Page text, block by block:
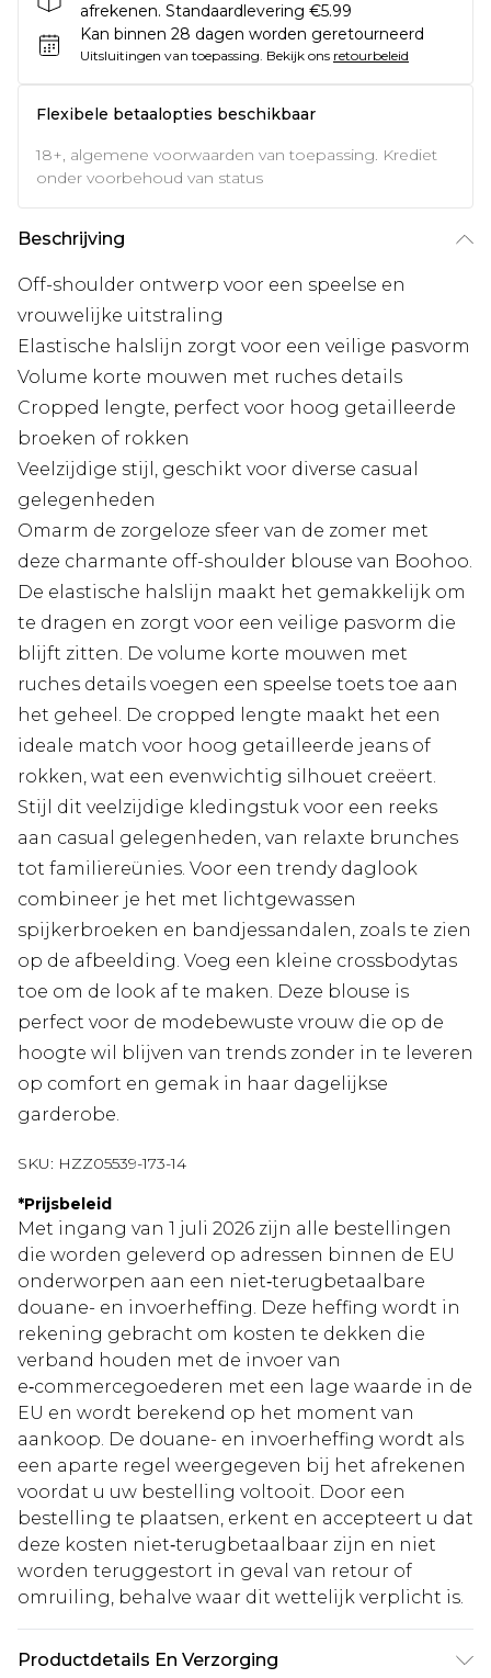
afrekenen. Standaardlevering €5.99
Kan binnen 28 dagen worden geretourneerd
Uitsluitingen van toepassing. Bekijk ons retourbeleid
Flexibele betaalopties beschikbaar
18+, algemene voorwaarden van toepassing. Krediet
onder voorbehoud van status
Beschrijving
Off-shoulder ontwerp voor een speelse en
vrouwelijke uitstraling
Elastische halslijn zorgt voor een veilige pasvorm
Volume korte mouwen met ruches details
Cropped lengte, perfect voor hoog getailleerde
broeken of rokken
Veelzijdige stijl, geschikt voor diverse casual
gelegenheden
Omarm de zorgeloze sfeer van de zomer met
deze charmante off-shoulder blouse van Boohoo.
De elastische halslijn maakt het gemakkelijk om
te dragen en zorgt voor een veilige pasvorm die
blijft zitten. De volume korte mouwen met
ruches details voegen een speelse toets toe aan
het geheel. De cropped lengte maakt het een
ideale match voor hoog getailleerde jeans of
rokken, wat een evenwichtig silhouet creëert.
Stijl dit veelzijdige kledingstuk voor een reeks
aan casual gelegenheden, van relaxte brunches
tot familiereünies. Voor een trendy daglook
combineer je het met lichtgewassen
spijkerbroeken en bandjessandalen, zoals te zien
op de afbeelding. Voeg een kleine crossbodytas
toe om de look af te maken. Deze blouse is
perfect voor de modebewuste vrouw die op de
hoogte wil blijven van trends zonder in te leveren
op comfort en gemak in haar dagelijkse
garderobe.
SKU: HZZ05539-173-14
*Prijsbeleid
Met ingang van 1 juli 2026 zijn alle bestellingen
die worden geleverd op adressen binnen de EU
onderworpen aan een niet‑terugbetaalbare
douane- en invoerheffing. Deze heffing wordt in
rekening gebracht om kosten te dekken die
verband houden met de invoer van
e‑commercegoederen met een lage waarde in de
EU en wordt berekend op het moment van
aankoop. De douane- en invoerheffing wordt als
een aparte regel weergegeven bij het afrekenen
voordat u uw bestelling voltooit. Door een
bestelling te plaatsen, erkent en accepteert u dat
deze kosten niet‑terugbetaalbaar zijn en niet
worden teruggestort in geval van retour of
omruiling, behalve waar dit wettelijk verplicht is.
Productdetails En Verzorging